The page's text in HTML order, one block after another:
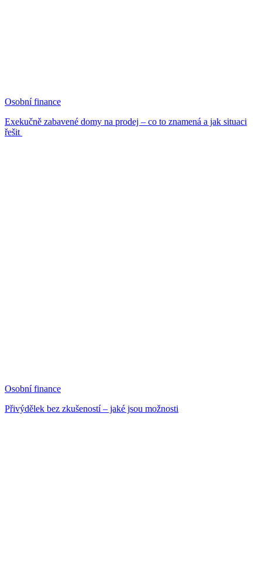
Osobní finance
Exekučně zabavené domy na prodej – co to znamená a jak situaci
řešit
Osobní finance
Přivýdělek bez zkušeností – jaké jsou možnosti